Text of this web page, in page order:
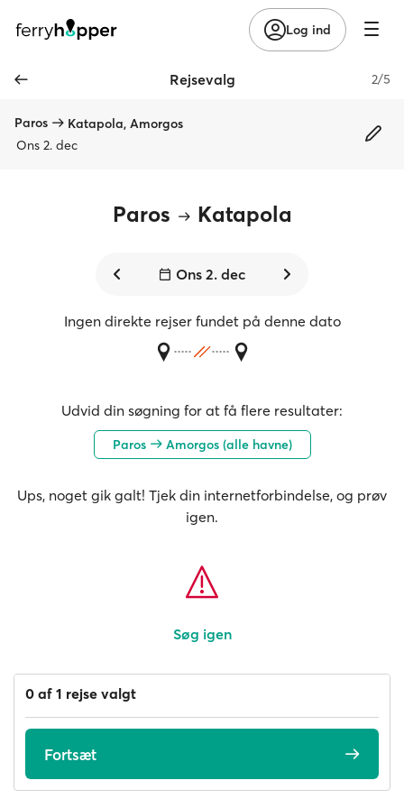
Log ind
Rejsevalg 2/5
Paros
Katapola, Amorgos
Ons 2. dec
Paros Katapola
Ons 2. dec
Ingen direkte rejser fundet på denne dato
Udvid din søgning for at få flere resultater:
Paros Amorgos (alle havne)
Ups, noget gik galt! Tjek din internetforbindelse, og prøv
igen.
Søg igen
0 af 1 rejse valgt
Fortsæt